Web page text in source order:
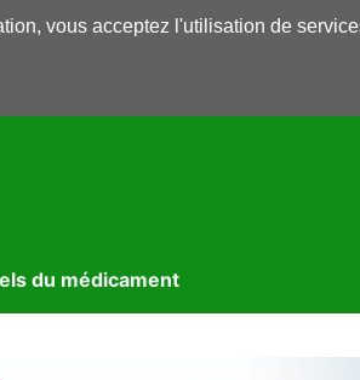
Presse Librairie Annuaires
du médicament
vous acceptez l'utilisation de